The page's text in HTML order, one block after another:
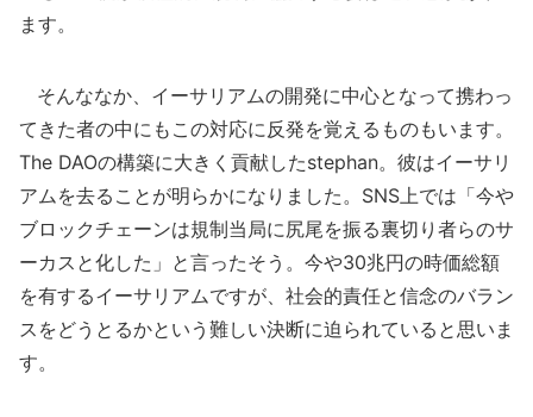
ます。
そんななか、イーサリアムの開発に中心となって携わっ
てきた者の中にもこの対応に反発を覚えるものもいます。
The DAOの構築に大きく貢献したstephan。彼はイーサリ
アムを去ることが明らかになりました。SNS上では「今や
ブロックチェーンは規制当局に尻尾を振る裏切り者らのサ
ーカスと化した」と言ったそう。今や30兆円の時価総額
を有するイーサリアムですが、社会的責任と信念のバラン
スをどうとるかという難しい決断に迫られていると思いま
す。